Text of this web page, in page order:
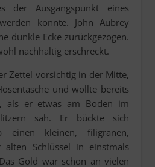
der Ausgangspunkt eines
konnte. John Aubrey
dunkle Ecke zurückgezogen.
nachhaltig erschreckt.
Zettel vorsichtig in der Mitte,
und wollte bereits
als er etwas am Boden im
sah. Er bückte sich
einen kleinen, filigranen,
alten Schlüssel in einstmals
Gold war schon an vielen